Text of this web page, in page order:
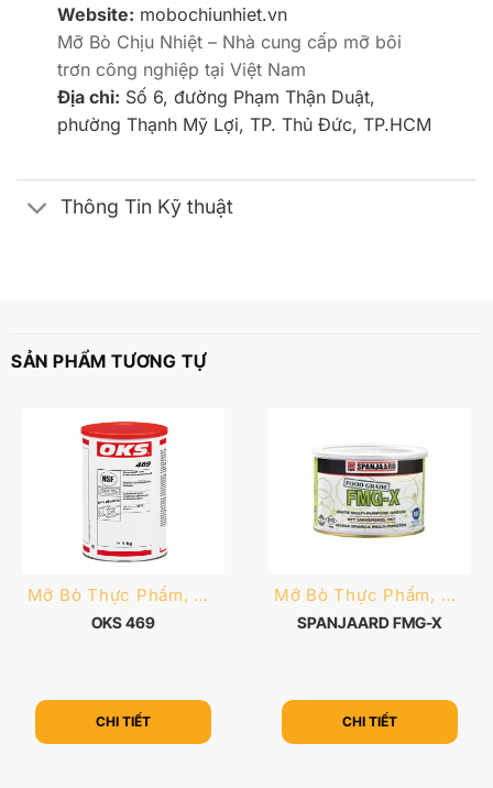
Website: mobochiunhiet.vn
Mỡ Bò Chịu Nhiệt – Nhà cung cấp mỡ bôi
trơn công nghiệp tại Việt Nam
Địa chỉ: Số 6, đường Phạm Thận Duật,
phường Thạnh Mỹ Lợi, TP. Thủ Đức, TP.HCM
Thông Tin Kỹ thuật
SẢN PHẨM TƯƠNG TỰ
Mỡ Bò Thực Phẩm, Dược Phẩm
OKS 469
CHI TIẾT
Mỡ Bò Thực Phẩm, Dược Phẩm
SPANJAARD FMG-X
CHI TIẾT